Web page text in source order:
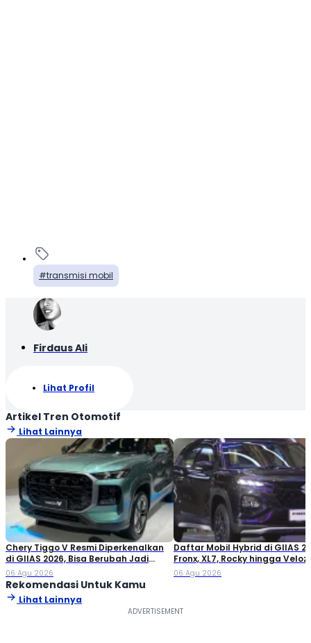
transmisi mobil
Firdaus Ali
Lihat Profil
Artikel Tren Otomotif
Lihat Lainnya
Chery Tiggo V Resmi Diperkenalkan
di GIIAS 2026, Bisa Berubah Jadi
Double Cabin
06 Agu 2026
Daftar Mobil Hybrid di GIIAS
Fronx, XL7, Rocky hingga Veloz!
06 Agu 2026
Rekomendasi Untuk Kamu
Lihat Lainnya